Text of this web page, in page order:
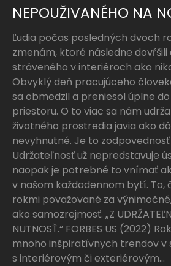
NEPOUŽIVANÉHO NA
Ľudia počas posledných dvoch
zmenám, ktoré následne dovŕšili
stráveného v interiéroch ako
Obvyklý deň pracujúceho
sa obmedzil a preniesol úplne
priestoru. O to viac sa nám
životného prostredia javia ako
nevyhnutné. Je to zodpovednosť
Udržateľnosť už nepredstavuje
naopak je potrebné to vnímať
v našom každodennom bytí. To,
rokmi považované za
ako samozrejmosť. „Z
NUTNOSŤ.“ FORBES US (2022)
mnoho inšpiratívnych trendov v
s interiérovým či exteriérovým...